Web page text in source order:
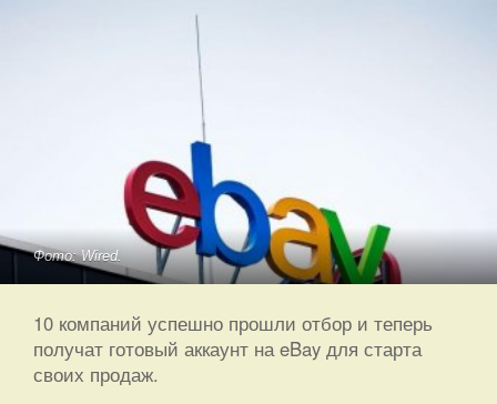
Фото: Wired.
10 компаний успешно прошли отбор и теперь
получат готовый аккаунт на eBay для старта
своих продаж.